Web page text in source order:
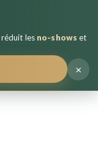
réduit les no-shows et
×